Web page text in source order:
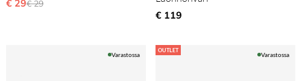
€ 29Normaali hinta
€ 29
€ 119
Varastossa
OUTLET
Varastossa